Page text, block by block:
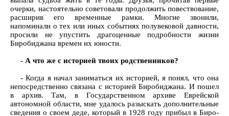
очерки, настоятельно советовали продолжить повествование,
расширив его временные рамки. Многие звонили,
напоминали о тех или иных событиях полувековой давности,
просили не упустить драгоценные подробности жизни
Биробиджана времен их юности.
- А что же с историей твоих родственников?
- Когда я начал заниматься их историей, я понял, что она
непосредственно связана с историей Биробиджана. И пошел
в архив. Там, в Государственном архиве Еврейской
автономной области, мне удалось разыскать дополнительные
сведения о своем деде, который в 1928 году прибыл в Биро-